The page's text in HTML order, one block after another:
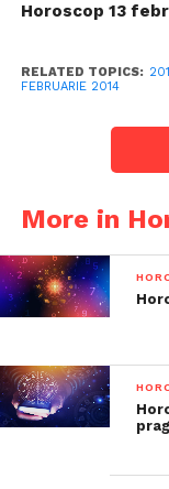
Horoscop 13
RELATED TOPICS:
FEBRUARIE 2014
More in